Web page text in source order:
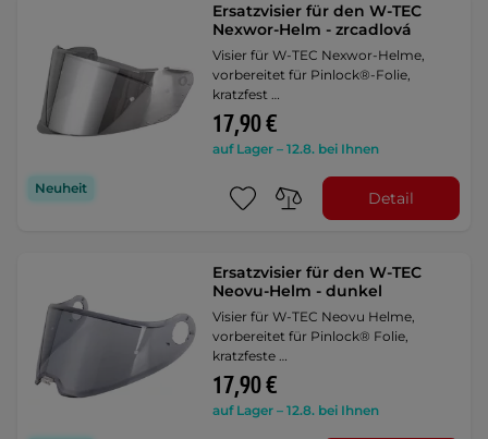
Neuheit
Ersatzvisier für den W-TEC
Nexwor-Helm - zrcadlová
Visier für W-TEC Nexwor-Helme,
vorbereitet für Pinlock®-Folie,
kratzfest …
17,90 €
auf Lager – 12.8. bei Ihnen
Detail
Ersatzvisier für den W-TEC
Neovu-Helm - dunkel
Visier für W-TEC Neovu Helme,
vorbereitet für Pinlock® Folie,
kratzfeste …
17,90 €
auf Lager – 12.8. bei Ihnen